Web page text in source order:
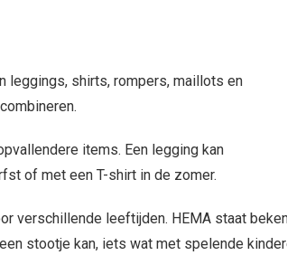
leggings, shirts, rompers, maillots en
items. Een legging kan
of met een T-shirt in de zomer.
verschillende leeftijden. HEMA staat
stootje kan, iets wat met spelende